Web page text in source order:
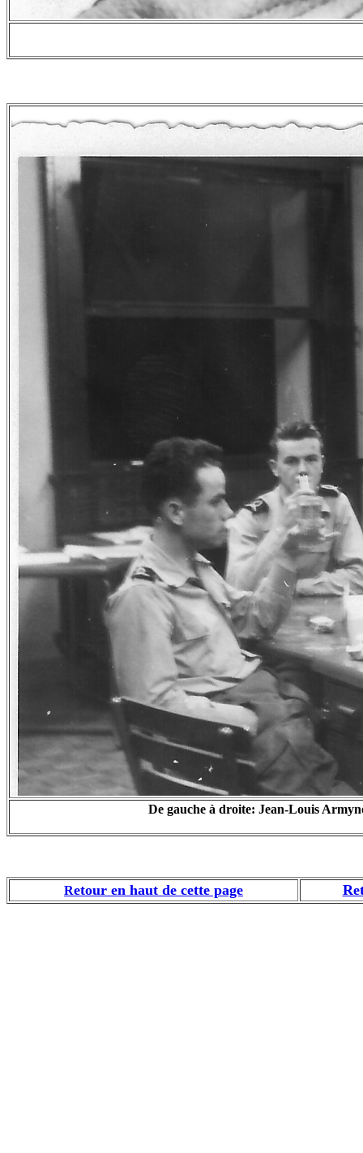
De gauche à droite: Jean-Louis
Retour en haut de cette page